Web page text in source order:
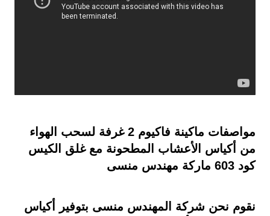
مواصفات ماكينة فاكيوم 2 غرفة لسحب الهواء
من أكياس الأعشاب المطحونة مع غلق الكيس
كود 603 ماركة مهندس منسى
نقوم نحن شركة المهندس منسى بتوفير أكياس